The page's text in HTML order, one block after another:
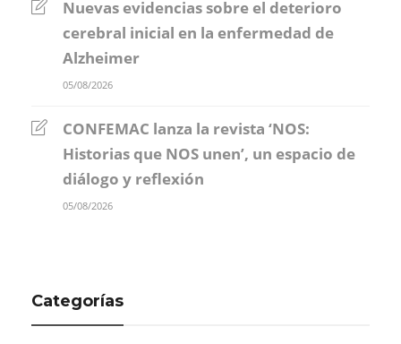
Nuevas evidencias sobre el deterioro
cerebral inicial en la enfermedad de
Alzheimer
05/08/2026
CONFEMAC lanza la revista ‘NOS:
Historias que NOS unen’, un espacio de
diálogo y reflexión
05/08/2026
Categorías